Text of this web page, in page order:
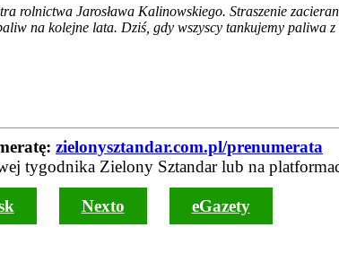
rolnictwa Jarosława Kalinowskiego. Straszenie
na kolejne lata. Dziś, gdy wszyscy tankujemy paliwa
zielonysztandar.com.pl/prenumerata
tygodnika Zielony Sztandar lub na
Nexto eGazety